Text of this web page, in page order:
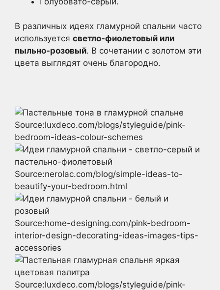
В различных идеях гламурной спальни часто
используется светло-фиолетовый или
пыльно-розовый. В сочетании с золотом эти
цвета выглядят очень благородно.
Source:luxdeco.com/blogs/styleguide/pink-
bedroom-ideas-colour-schemes
Source:nerolac.com/blog/simple-ideas-to-
beautify-your-bedroom.html
Source:home-designing.com/pink-bedroom-
interior-design-decorating-ideas-images-tips-
accessories
Source:luxdeco.com/blogs/styleguide/pink-